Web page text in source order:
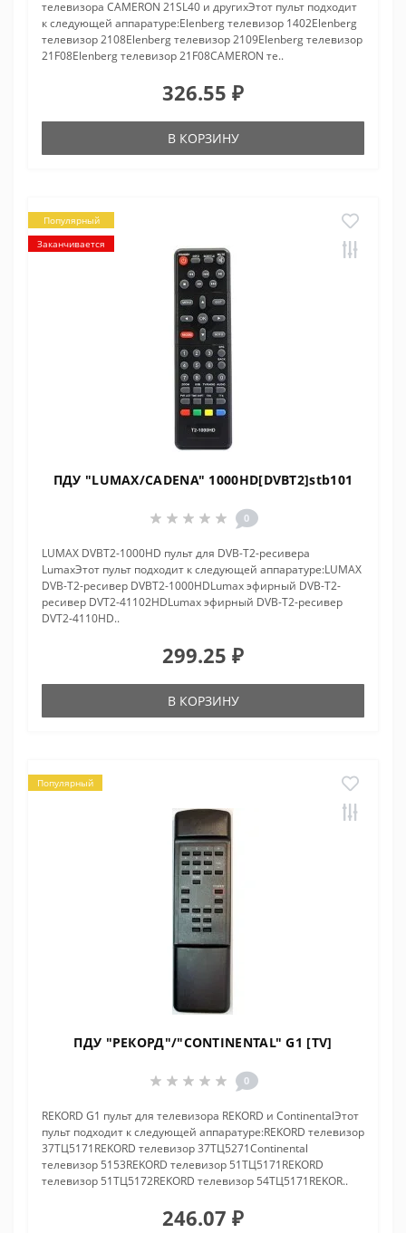
телевизора CAMERON 21SL40 и другихЭтот пульт подходит
к следующей аппаратуре:Elenberg телевизор 1402Elenberg
телевизор 2108Elenberg телевизор 2109Elenberg телевизор
21F08Elenberg телевизор 21F08CAMERON те..
326.55 ₽
В КОРЗИНУ
Популярный
Заканчивается
ПДУ "LUMAX/CADENA" 1000HD[DVBT2]stb101
0
LUMAX DVBT2-1000HD пульт для DVB-T2-ресивера
LumaxЭтот пульт подходит к следующей аппаратуре:LUMAX
DVB-T2-ресивер DVBT2-1000HDLumax эфирный DVB-T2-
ресивер DVT2-41102HDLumax эфирный DVB-T2-ресивер
DVT2-4110HD..
299.25 ₽
В КОРЗИНУ
Популярный
ПДУ "РЕКОРД"/"CONTINENTAL" G1 [TV]
0
REKORD G1 пульт для телевизора REKORD и ContinentalЭтот
пульт подходит к следующей аппаратуре:REKORD телевизор
37ТЦ5171REKORD телевизор 37ТЦ5271Continental
телевизор 5153REKORD телевизор 51ТЦ5171REKORD
телевизор 51ТЦ5172REKORD телевизор 54ТЦ5171REKOR..
246.07 ₽